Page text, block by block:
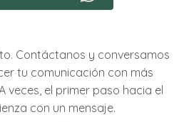
Contáctanos y conversamos
tu comunicación con más
veces, el primer paso hacia el
con un mensaje.